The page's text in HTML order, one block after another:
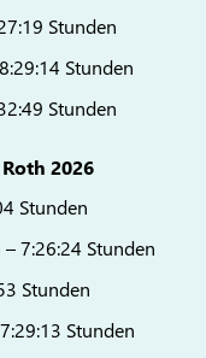
Stunden
Stunden
Stunden
2026
Stunden
7:26:24 Stunden
Stunden
Stunden